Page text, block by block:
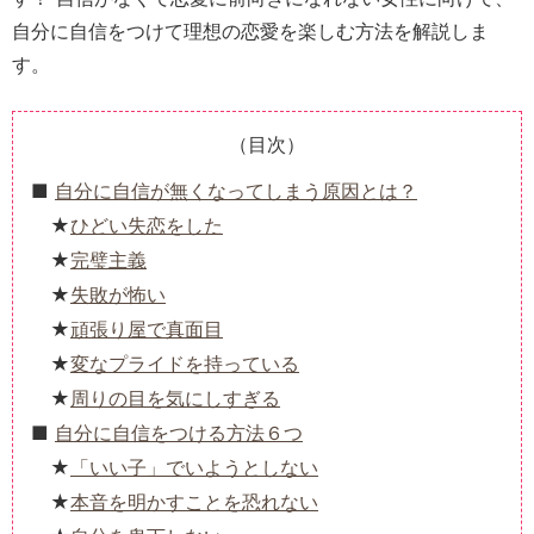
自分に自信をつけて理想の恋愛を楽しむ方法を解説しま
す。
（目次）
自分に自信が無くなってしまう原因とは？
ひどい失恋をした
完璧主義
失敗が怖い
頑張り屋で真面目
変なプライドを持っている
周りの目を気にしすぎる
自分に自信をつける方法６つ
「いい子」でいようとしない
本音を明かすことを恐れない